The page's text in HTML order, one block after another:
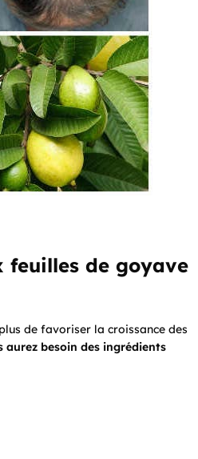
feuilles de goyave
de favoriser la croissance des
aurez besoin des ingrédients